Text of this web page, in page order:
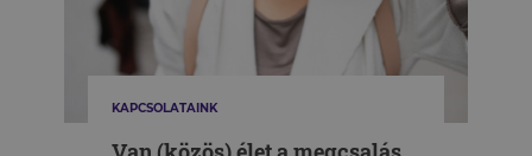
KAPCSOLATAINK